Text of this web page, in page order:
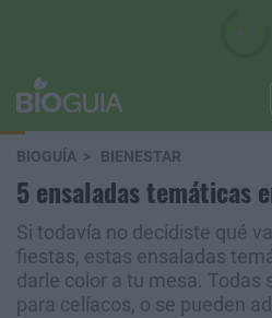
BIOGUÍA BIENESTAR
5 ensaladas temáticas
Si todavía no decidiste qué
fiestas, estas ensaladas
darle color a tu mesa. Todas
para celíacos, o se pueden